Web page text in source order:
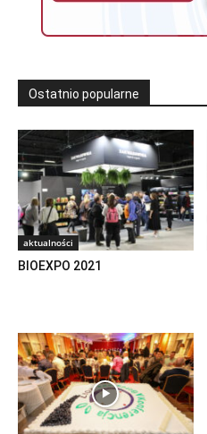
Ostatnio popularne
aktualności
BIOEXPO 2021